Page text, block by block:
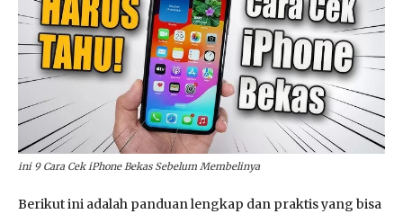
ini 9 Cara Cek iPhone Bekas Sebelum Membelinya
Berikut ini adalah panduan lengkap dan praktis yang bisa